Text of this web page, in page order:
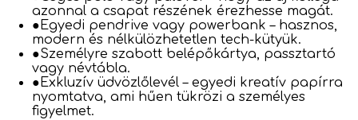
azonnal a csapat részének érezhesse magát.
● Egyedi pendrive vagy powerbank – hasznos,
modern és nélkülözhetetlen tech-kütyük.
●Személyre szabott belépőkártya, passztartó
vagy névtábla.
● Exkluzív üdvözlőlevél – egyedi kreatív papírra
nyomtatva, ami hűen tükrözi a személyes
figyelmet.